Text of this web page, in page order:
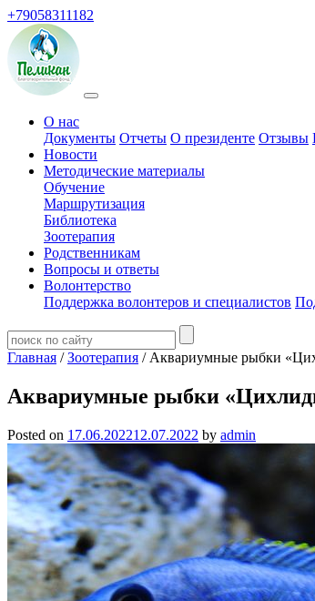
+79058311182
О нас
Документы Отчеты О президенте Отзывы
Новости
Методические материалы
Обучение
Маршрутизация
Библиотека
Зоотерапия
Родственникам
Вопросы и ответы
Волонтерство
Поддержка волонтеров и специалистов
Главная /Зоотерапия / Аквариумные рыбки
Аквариумные рыбки
Posted on 17.06.202212.07.2022 by admin